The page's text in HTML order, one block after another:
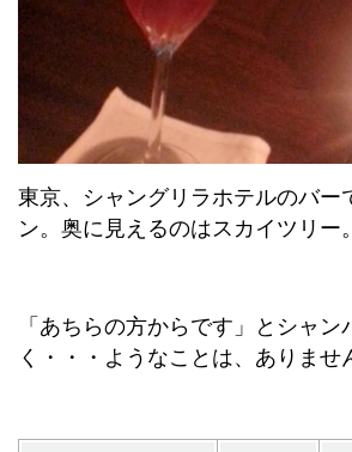
東京、シャングリラホテルのバー
ン。奥に見えるのはスカイツリー。
「あちらの方からです」とシャン
く・・・ようなことは、ありませ